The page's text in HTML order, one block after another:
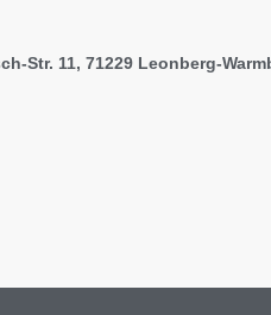
Str. 11, 71229 Leonberg-